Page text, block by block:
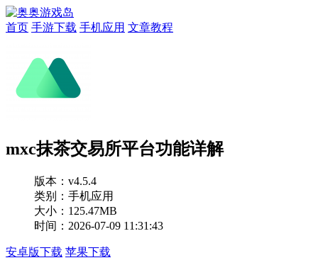
首页 手游下载 手机应用 文章教程
mxc抹茶交易所平台功能详解
版本： v4.5.4
类别：手机应用
大小：125.47MB
时间：2026-07-09 11:31:43
安卓版下载 苹果下载